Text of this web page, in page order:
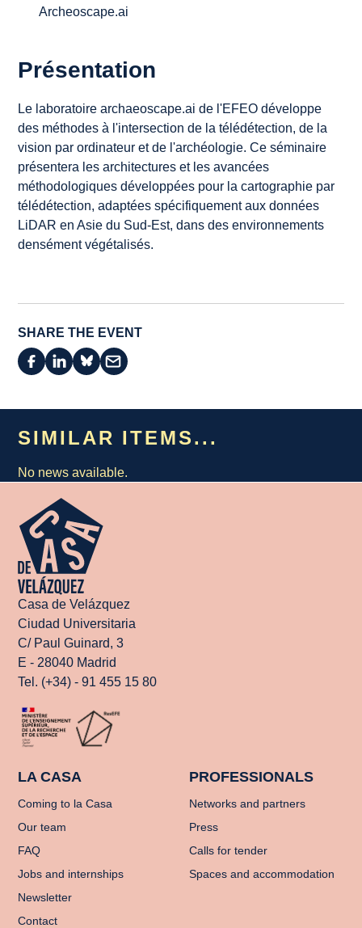
Archeoscape.ai
Présentation
Le laboratoire archaeoscape.ai de l'EFEO développe
des méthodes à l'intersection de la télédétection, de la
vision par ordinateur et de l'archéologie. Ce séminaire
présentera les architectures et les avancées
méthodologiques développées pour la cartographie par
télédétection, adaptées spécifiquement aux données
LiDAR en Asie du Sud-Est, dans des environnements
densément végétalisés.
SHARE THE EVENT
SIMILAR ITEMS...
No news available.
Casa de Velázquez
Ciudad Universitaria
C/ Paul Guinard, 3
E - 28040 Madrid
Tel. (+34) - 91 455 15 80
LA CASA
Coming to la Casa
Our team
FAQ
Jobs and internships
Newsletter
Contact
PROFESSIONALS
Networks and partners
Press
Calls for tender
Spaces and accommodation